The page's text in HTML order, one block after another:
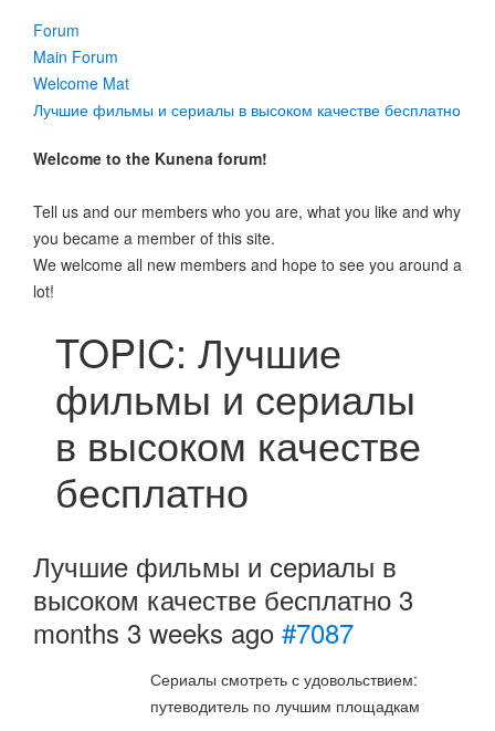
Forum
Main Forum
Welcome Mat
Лучшие фильмы и сериалы в высоком качестве бесплатно
Welcome to the Kunena forum!
Tell us and our members who you are, what you like and why
you became a member of this site.
We welcome all new members and hope to see you around a
lot!
TOPIC: Лучшие
фильмы и сериалы
в высоком качестве
бесплатно
Лучшие фильмы и сериалы в
высоком качестве бесплатно 3
months 3 weeks ago #7087
Сериалы смотреть с удовольствием:
путеводитель по лучшим площадкам